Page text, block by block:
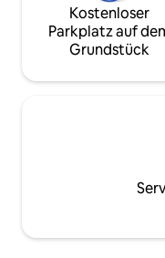
Kostenloser
Parkplatz auf
Grundstück